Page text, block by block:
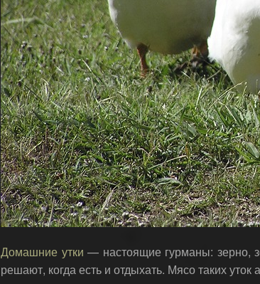
Домашние утки — настоящие гурманы: зерно,
решают, когда есть и отдыхать. Мясо таких